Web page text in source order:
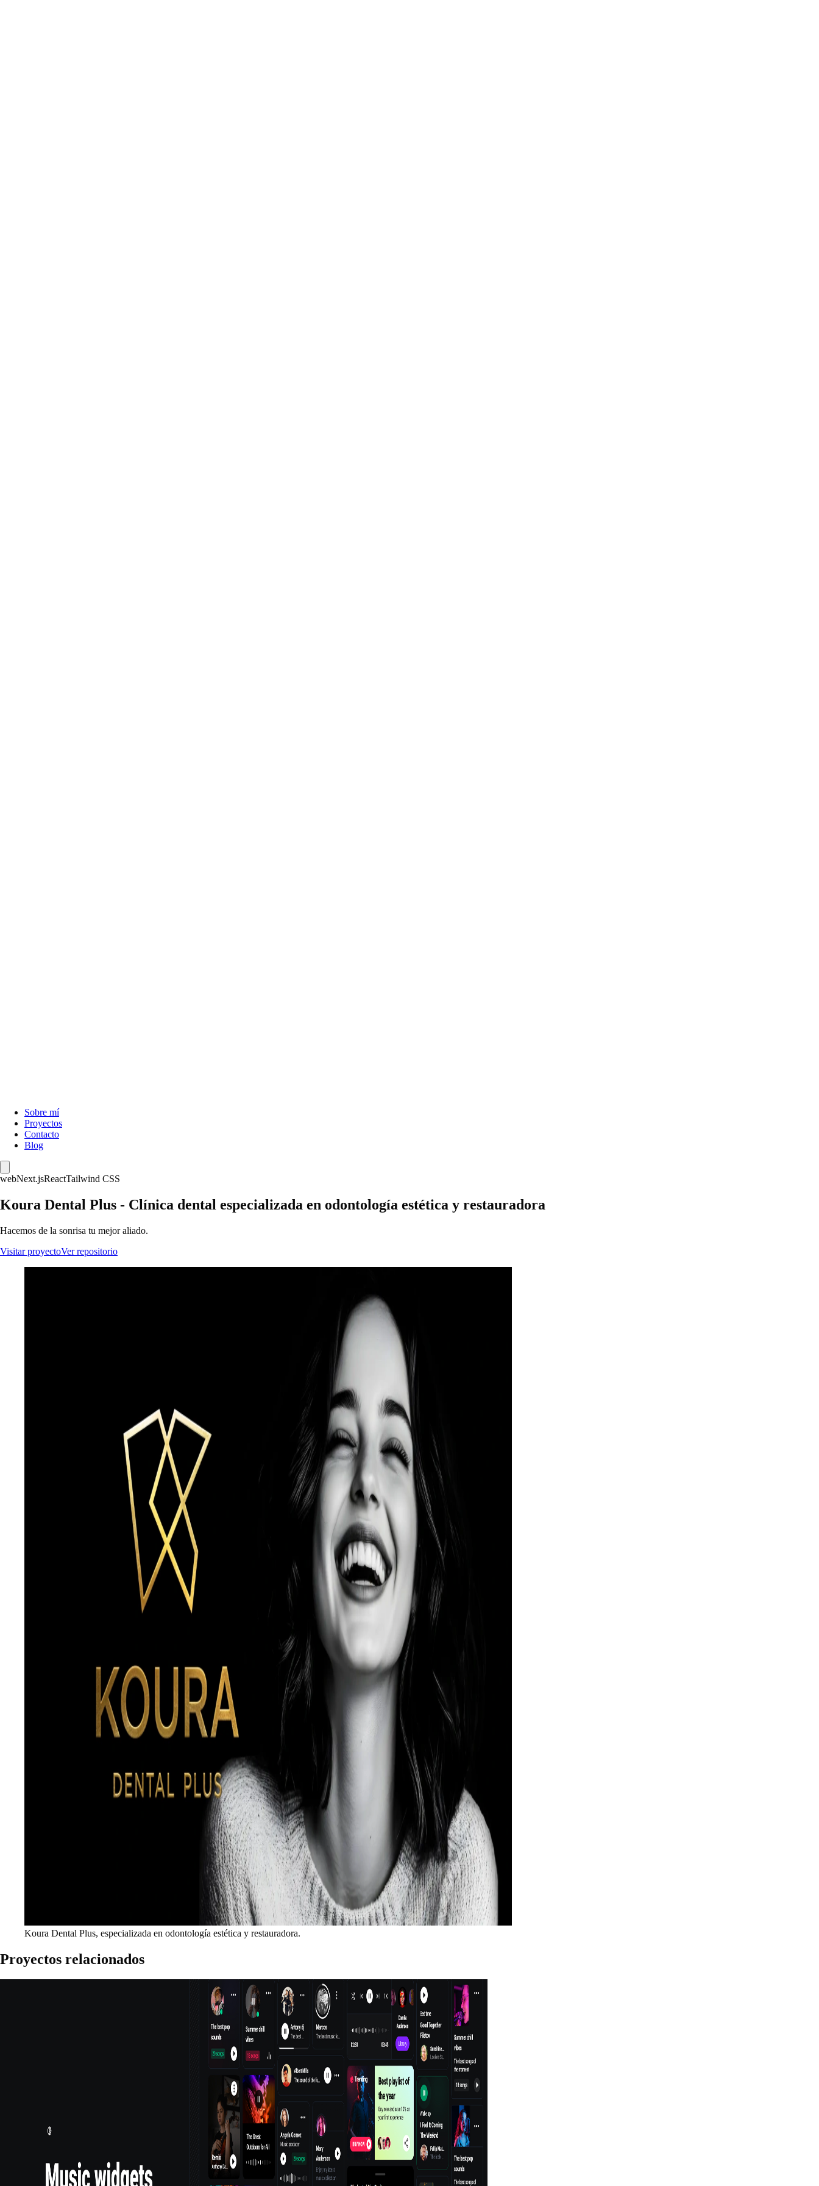
Sobre mí
Proyectos
Contacto
Blog
webNext.jsReactTailwind CSS
Koura Dental Plus - Clínica dental especializada en odontología estética y restauradora
Hacemos de la sonrisa tu mejor aliado.
Visitar proyectoVer repositorio
Koura Dental Plus, especializada en odontología estética y restauradora.
Proyectos relacionados